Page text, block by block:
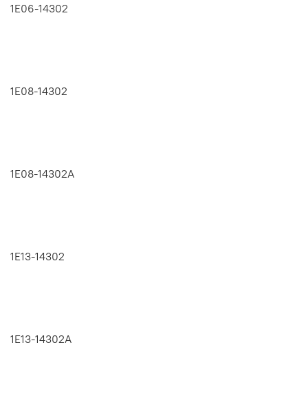
1E06-14302
1E08-14302
1E08-14302A
1E13-14302
1E13-14302A